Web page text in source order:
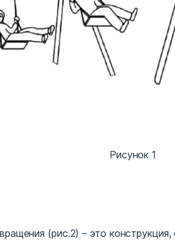
Рисунок 1
(рис.2) – это